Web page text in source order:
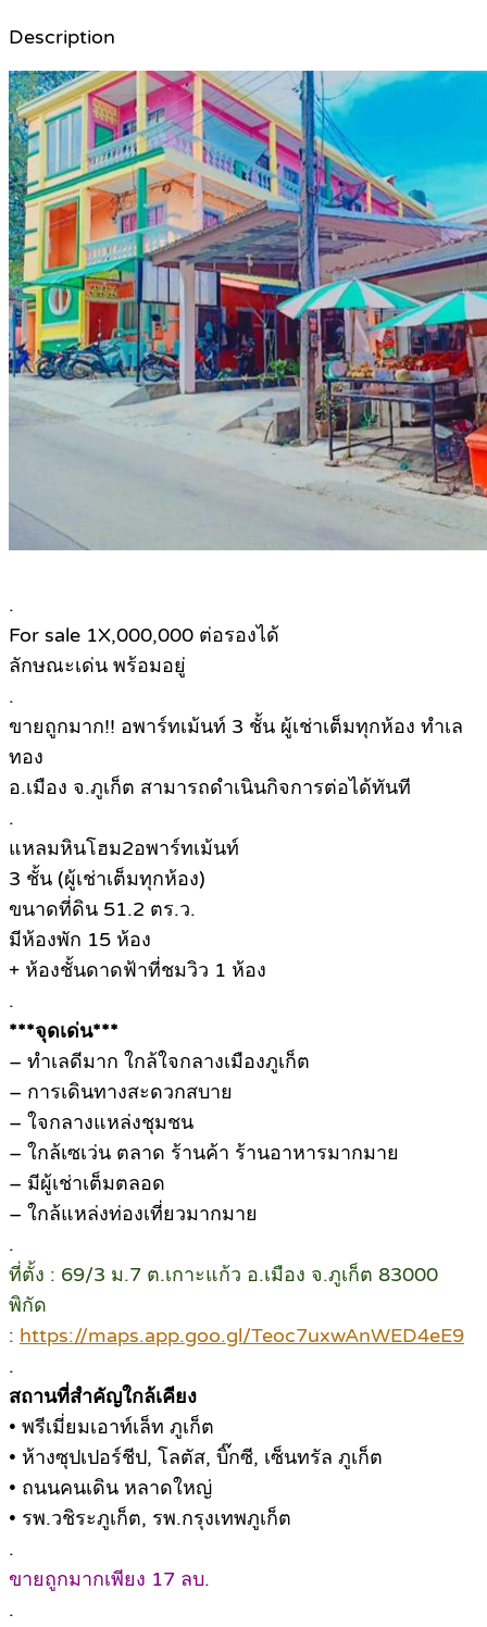
Description
.
For sale 1X,000,000 ต่อรองได้
ลักษณะเด่น พร้อมอยู่
.
ขายถูกมาก!! อพาร์ทเม้นท์ 3 ชั้น ผู้เช่าเต็มทุกห้อง ทำเล
ทอง
อ.เมือง จ.ภูเก็ต สามารถดำเนินกิจการต่อได้ทันที
.
แหลมหินโฮม2อพาร์ทเม้นท์
3 ชั้น (ผู้เช่าเต็มทุกห้อง)
ขนาดที่ดิน 51.2 ตร.ว.
มีห้องพัก 15 ห้อง
+ ห้องชั้นดาดฟ้าที่ชมวิว 1 ห้อง
.
***จุดเด่น***
– ทำเลดีมาก ใกล้ใจกลางเมืองภูเก็ต
– การเดินทางสะดวกสบาย
– ใจกลางแหล่งชุมชน
– ใกล้เซเว่น ตลาด ร้านค้า ร้านอาหารมากมาย
– มีผู้เช่าเต็มตลอด
– ใกล้แหล่งท่องเที่ยวมากมาย
.
ที่ตั้ง : 69/3 ม.7 ต.เกาะแก้ว อ.เมือง จ.ภูเก็ต 83000
พิกัด
: https://maps.app.goo.gl/Teoc7uxwAnWED4eE9
.
สถานที่สำคัญใกล้เคียง
• พรีเมี่ยมเอาท์เล็ท ภูเก็ต
• ห้างซุปเปอร์ชีป, โลตัส, บิ๊กซี, เซ็นทรัล ภูเก็ต
• ถนนคนเดิน หลาดใหญ่
• รพ.วชิระภูเก็ต, รพ.กรุงเทพภูเก็ต
.
ขายถูกมากเพียง 17 ลบ.
.